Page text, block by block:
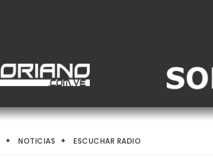
NOTICIAS ESCUCHAR RADIO